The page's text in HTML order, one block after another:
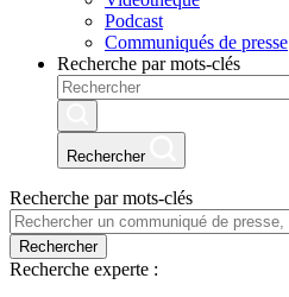
Podcast
Communiqués de presse
Recherche par mots-clés
Rechercher
Recherche par mots-clés
Rechercher
Recherche experte :